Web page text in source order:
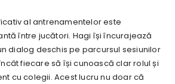
al antrenamentelor este
între jucători. Hagi își încurajează
dialog deschis pe parcursul sesiunilor
fiecare să își cunoască clar rolul și
cu colegii. Acest lucru nu doar că